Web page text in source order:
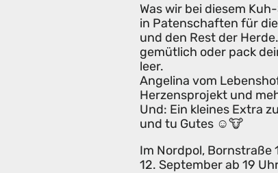
Was wir bei diesem
in Patenschaften für
und den Rest der
gemütlich oder pack
leer.
Angelina vom
Herzensprojekt und
Und: Ein kleines Extra
und tu Gutes ☺️🐮
Im Nordpol, Bornstraße
12. September ab 19